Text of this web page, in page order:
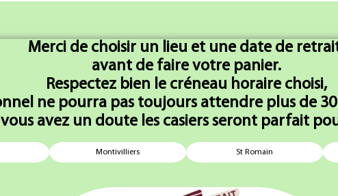
Merci de choisir un lieu et une date de
avant de faire votre panier.
Respectez bien le créneau horaire choisi,
ne pourra pas toujours attendre plus de
vous avez un doute les casiers seront parfait
Montivilliers St Romain
Sec Nature
x1 pièce
Saucisson Sec St
Nectaire x1 pièce
Saucisson
BeauFort x1